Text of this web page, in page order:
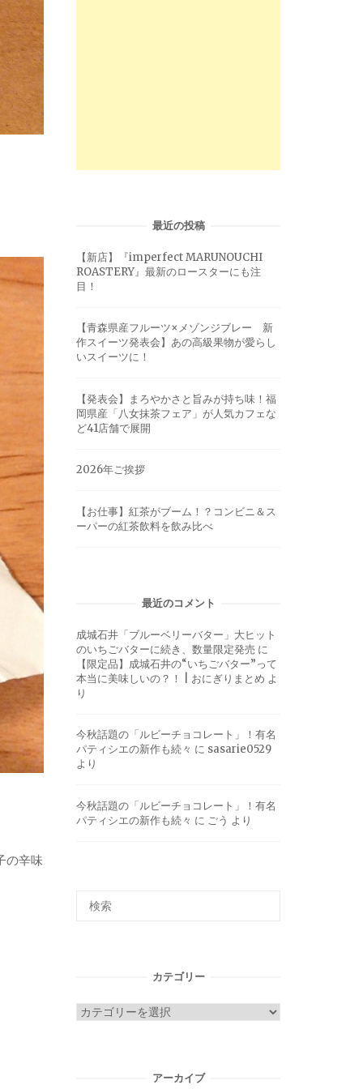
の辛味
最近の投稿
【新店】『imperfect MARUNOUCHI
ROASTERY』最新のロースターにも注
目！
【青森県産フルーツ×メゾンジブレー 新
作スイーツ発表会】あの高級果物が愛らし
いスイーツに！
【発表会】まろやかさと旨みが持ち味！福
岡県産「八女抹茶フェア」が人気カフェな
ど41店舗で展開
2026年ご挨拶
【お仕事】紅茶がブーム！？コンビニ＆ス
ーパーの紅茶飲料を飲み比べ
最近のコメント
成城石井「ブルーベリーバター」大ヒット
のいちごバターに続き、数量限定発売 に
【限定品】成城石井の“いちごバター”って
本当に美味しいの？！ | おにぎりまとめ よ
り
今秋話題の「ルビーチョコレート」！有名
パティシエの新作も続々 に sasarie0529
より
今秋話題の「ルビーチョコレート」！有名
パティシエの新作も続々 に ごう より
カテゴリー
カ
アーカイブ